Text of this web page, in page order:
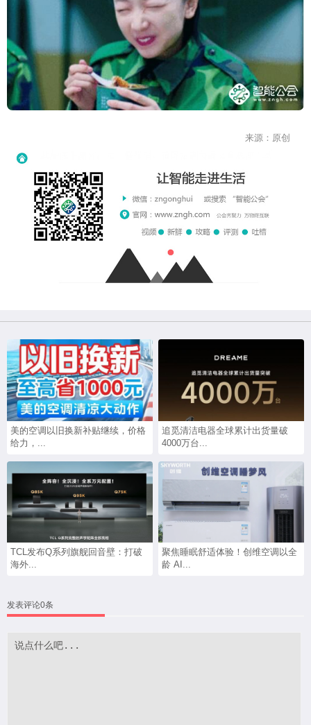
来源：原创
美的空调以旧换新补贴继续，价格
给力，...
追觅清洁电器全球累计出货量破
4000万台...
TCL发布Q系列旗舰回音壁：打破
海外...
聚焦睡眠舒适体验！创维空调以全
龄 AI...
发表评论0条